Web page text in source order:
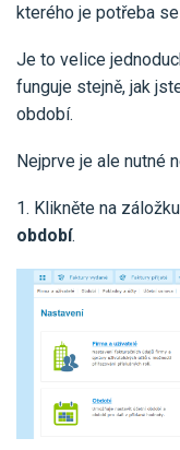
kterého je potřeba
Je to velice
funguje stejně, jak
období.
Nejprve je ale nutné
1. Klikněte na záložku
období.